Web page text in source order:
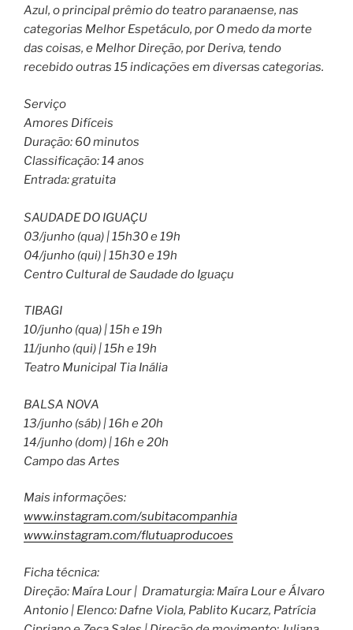
Azul, o principal prêmio do teatro paranaense, nas
categorias Melhor Espetáculo, por O medo da morte
das coisas, e Melhor Direção, por Deriva, tendo
recebido outras 15 indicações em diversas categorias.
Serviço
Amores Difíceis
Duração: 60 minutos
Classificação: 14 anos
Entrada: gratuita
SAUDADE DO IGUAÇU
03/junho (qua) | 15h30 e 19h
04/junho (qui) | 15h30 e 19h
Centro Cultural de Saudade do Iguaçu
TIBAGI
10/junho (qua) | 15h e 19h
11/junho (qui) | 15h e 19h
Teatro Municipal Tia Inália
BALSA NOVA
13/junho (sáb) | 16h e 20h
14/junho (dom) | 16h e 20h
Campo das Artes
Mais informações:
www.instagram.com/subitacompanhia
www.instagram.com/flutuaproducoes
Ficha técnica:
Direção: Maíra Lour | Dramaturgia: Maíra Lour e Álvaro
Antonio | Elenco: Dafne Viola, Pablito Kucarz, Patrícia